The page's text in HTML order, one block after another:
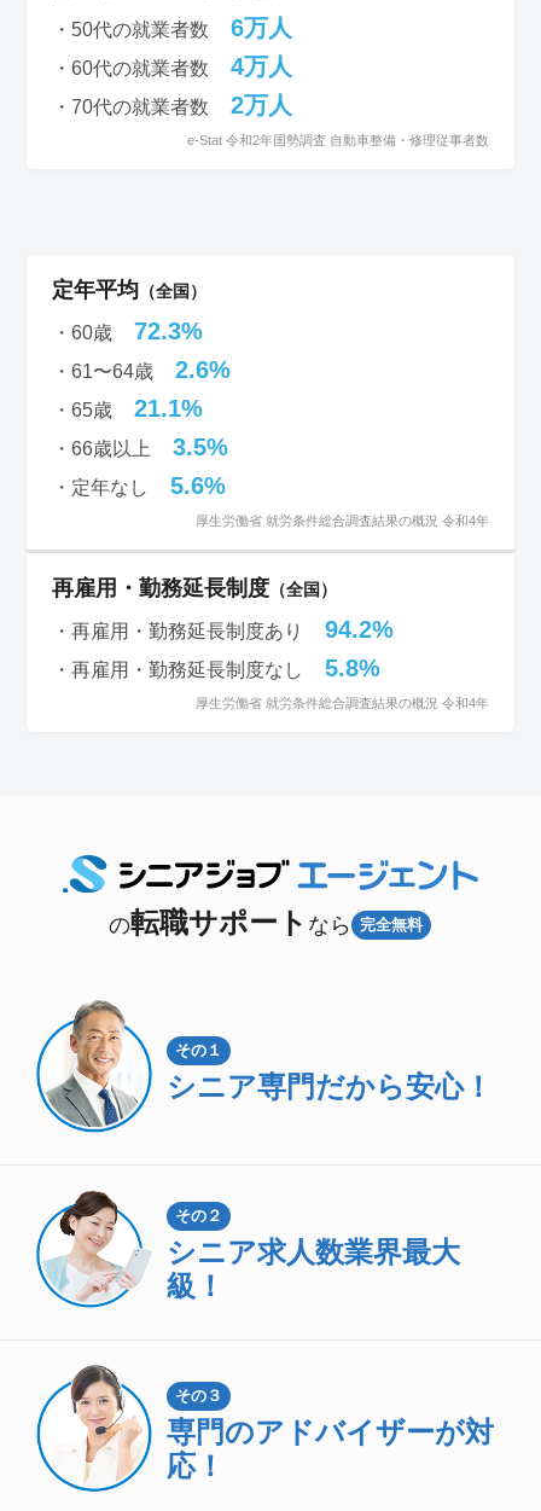
・50代の就業者数 6万人
・60代の就業者数 4万人
・70代の就業者数 2万人
e-Stat 令和2年国勢調査 自動車整備・修理従事者数
定年平均 （全国）
・60歳 72.3%
・61〜64歳 2.6%
・65歳 21.1%
・66歳以上 3.5%
・定年なし 5.6%
厚生労働省 就労条件総合調査結果の概況 令和4年
再雇用・勤務延長制度（全国）
・再雇用・勤務延長制度あり 94.2%
・再雇用・勤務延長制度なし 5.8%
厚生労働省 就労条件総合調査結果の概況 令和4年
の転職サポート なら 完全無料
その１
シニア専門だから安心！
その２
シニア求人数業界最大
級！
その３
専門のアドバイザーが対
応！